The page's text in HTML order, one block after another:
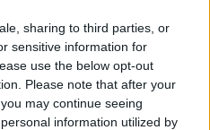
sharing to third parties, or
sensitive information for
use the below opt-out
Please note that after your
may continue seeing
information utilized by
czegoś w haśle?
Dobrego słownika.